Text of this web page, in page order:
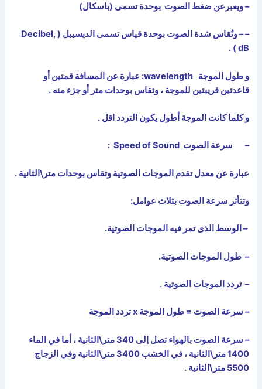
– ويعبرعن ضغط الصوت بوحدة تسمى (باسكال)
– – وتُقاس شدة الصوت بوحدة قياس تسمى الديسيبل (Decibel,
dB
) .
و طول الموجةwavelength: عبارة عن المسافة قمتين أو
قاعدتين قريبتين للموجة ، وتقاس بوحدات متر أو جزء منه .
و كلما كانت الموجة أطول يكون التردد اقل .
– سرعة الصوتSpeed of Sound
:
عبارة عن معدل تقدم الموجات الصوتية وتقاس بوحدات متر\الثانية .
وتتأثر سرعة الصوت بثلاث عوامل:
– الوسط الذى تمر فيه الموجات الصوتية.
– طول الموجات الصوتية.
– تردد الموجات الصوتية .
– سرعة الصوت = طول الموجةxتردد الموجة
– سرعة الصوت بالهواء تصل إلى 340 متر\الثانية ، أما في الماء
1400 متر\الثانية ، في الخشب 3400 متر\الثانية وفي الزجاج
5500 متر\الثانية .